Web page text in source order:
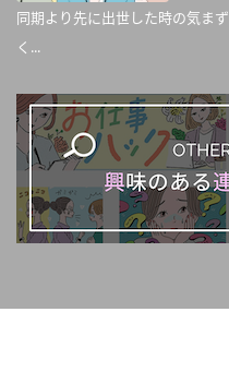
同期より先に出世した時の気まず
く...